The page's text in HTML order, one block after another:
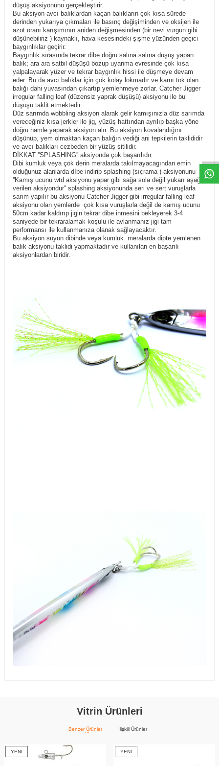
düşüş aksiyonunu gerçekleştirir.
Bu aksiyon avcı balıklardan kaçan balıkların çok kısa sürede
derinden yukarıya çıkmaları ile basınç değişiminden ve oksijen ile
azot oranı karışımının aniden değişmesinden (bir nevi vurgun gibi
düşünebiliriz ) kaynaklı, hava kesesindeki şişme yüzünden geçici
baygınlıklar geçirir.
Baygınlık sırasında tekrar dibe doğru salına salına düşüş yapan
balık; ara ara satbil düşüşü bozup uyanma evresinde çok kısa
yalpalayarak yüzer ve tekrar baygınlık hissi ile düşmeye devam
eder. Bu da avcı balıklar için çok kolay lokmadır ve karnı tok olan
balığı dahi yuvasından çıkartıp yemlenmeye zorlar. Catcher Jigger
irregular falling leaf (düzensiz yaprak düşüşü) aksiyonu ile bu
düşüşü taklit etmektedir.
Düz sarımda wobbling aksiyon alarak gelir kamışınızla düz sarımda
vereceğiniz kısa jerkler ile jig, yüzüş hattından ayrılıp başka yöne
doğru hamle yaparak aksiyon alır. Bu aksiyon kovalandığını
düşünüp, yem olmaktan kaçan balığın vediği ani tepkilerin taklididir
ve avcı balıkları cezbeden bir yüzüş sitilidir.
DİKKAT ''SPLASHING'' aksiyonda çok başarılıdır.
Dibi kumluk veya çok derin meralarda takılmayacagından emin
olduğunuz alanlarda dİbe indirip splashing (sıçrama ) aksiyonunu
''Kamış ucunu wtd aksiyonu yapar gibi sağa sola değil yukarı aşağı
verilen aksiyondur'' splashing aksiyonunda seri ve sert vuruşlarla
sarım yapılır bu aksiyonu Catcher Jigger gibi irregular falling leaf
aksiyonu olan yemlerde çok kısa vuruşlarla değil de kamış ucunu
50cm kadar kaldırıp jigin tekrar dibe inmesini bekleyerek 3-4
saniyede bir tekraralamak koşulu ile avlanmanız jigi tam
performansı ile kullanmanıza olanak sağlayacaktır.
Bu aksiyon suyun dibinde veya kumluk meralarda dipte yemlenen
balık aksiyonu taklidi yapmaktadır ve kullanılan en başarılı
aksiyonlardan biridir.
Vitrin Ürünleri
Benzer Ürünler İlişkili Ürünler
YENI YENI